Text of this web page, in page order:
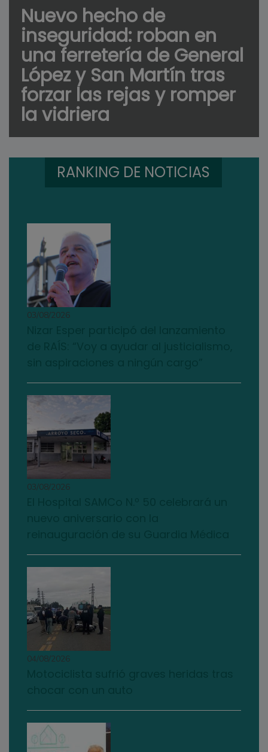
Nuevo hecho de
inseguridad: roban en
una ferretería de General
López y San Martín tras
forzar las rejas y romper
la vidriera
RANKING DE NOTICIAS
03/08/2026
03/08/2026
04/08/2026